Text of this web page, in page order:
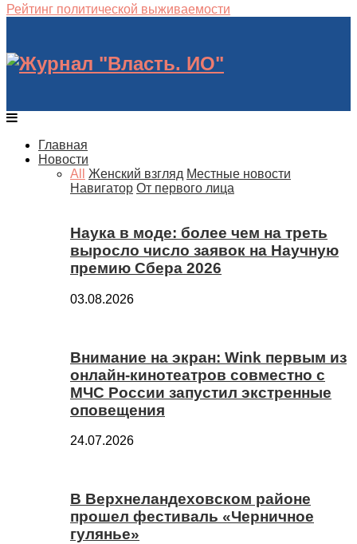
Рейтинг политической выживаемости
Главная
Новости
All
Женский взгляд Местные новости
Навигатор От первого лица
Наука в моде: более чем на треть
выросло число заявок на Научную
премию Сбера 2026
03.08.2026
Внимание на экран: Wink первым из
онлайн-кинотеатров совместно с
МЧС России запустил экстренные
оповещения
24.07.2026
В Верхнеландеховском районе
прошел фестиваль «Черничное
гулянье»